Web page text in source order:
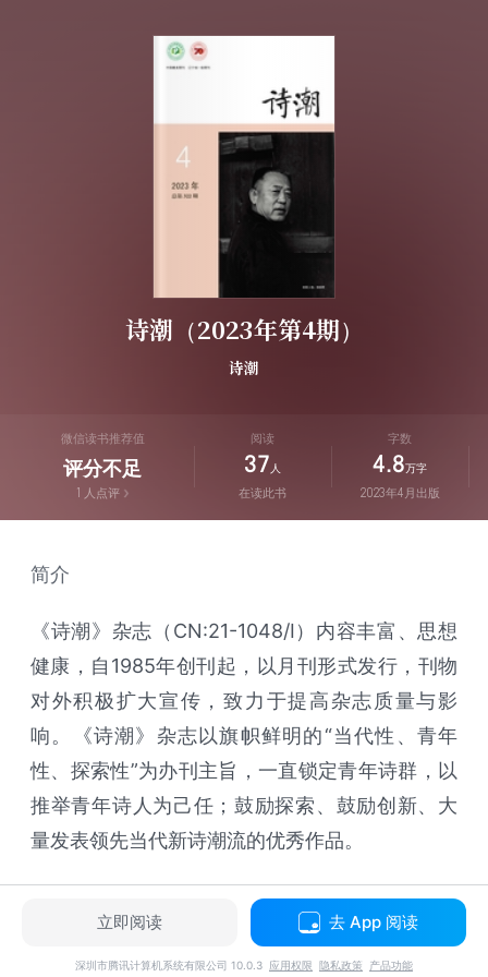
诗潮（2023年第4期）
诗潮
微信读书推荐值
评分不足
人点评
阅读
37 人
在读此书
字数
4.8 万字
2023年4月出版
简介
《诗潮》杂志（CN:21-1048/I）内容丰富、思想
健康，自1985年创刊起，以月刊形式发行，刊物
对外积极扩大宣传，致力于提高杂志质量与影
响。《诗潮》杂志以旗帜鲜明的“当代性、青年
性、探索性”为办刊主旨，一直锁定青年诗群，以
推举青年诗人为己任；鼓励探索、鼓励创新、大
量发表领先当代新诗潮流的优秀作品。
立即阅读 去 App 阅读
深圳市腾讯计算机系统有限公司 10.0.3 应用权限 隐私政策 产品功能